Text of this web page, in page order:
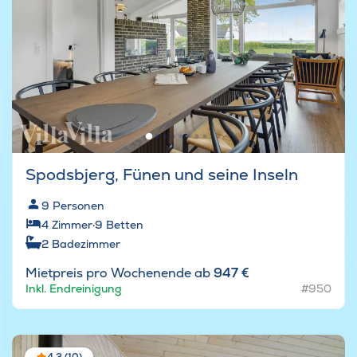
Spodsbjerg, Fünen und seine Inseln
9 Personen
4 Zimmer·9 Betten
2 Badezimmer
Mietpreis pro Wochenende ab947 €
Inkl. Endreinigung #950